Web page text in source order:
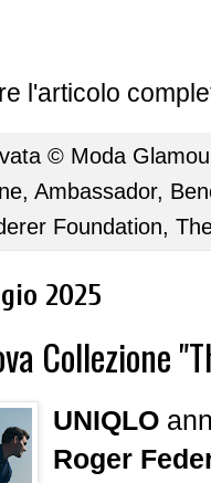
l'articolo
© Moda
, Ambassador,
Foundation,
2025
Collezione
UNIQLO
Roger